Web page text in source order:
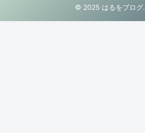
© 2025 はるをブログ.